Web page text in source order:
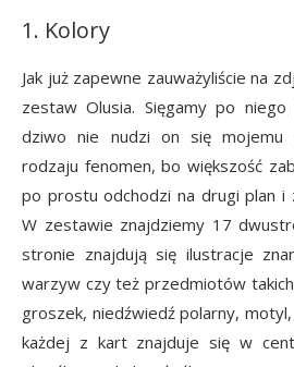
1. Kolory
Jak już zapewne zauważyliście na
zestaw Olusia. Sięgamy po
dziwo nie nudzi on się mojemu
rodzaju fenomen, bo większość
po prostu odchodzi na drugi plan i
W zestawie znajdziemy 17
stronie znajdują się ilustracje
warzyw czy też przedmiotów
groszek, niedźwiedź polarny,
każdej z kart znajduje się w